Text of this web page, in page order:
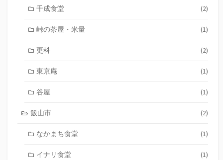
千成食堂 (2)
峠の茶屋・米量 (1)
更科 (2)
東京庵 (1)
谷屋 (1)
飯山市 (2)
なかまち食堂 (1)
イナリ食堂 (1)